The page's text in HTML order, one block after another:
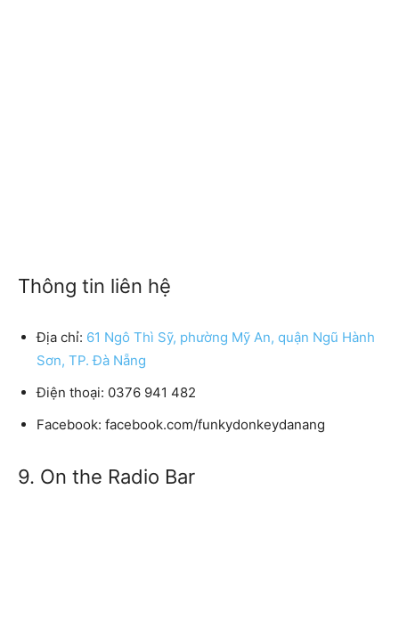
Thông tin liên hệ
Địa chỉ: 61 Ngô Thì Sỹ, phường Mỹ An, quận Ngũ Hành
Sơn, TP. Đà Nẵng
Điện thoại: 0376 941 482
Facebook: facebook.com/funkydonkeydanang
9. On the Radio Bar